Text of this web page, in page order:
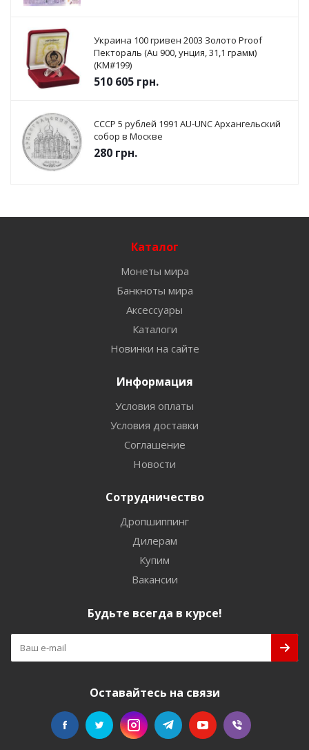
Украина 100 гривен 2003 Золото Proof
Пектораль (Au 900, унция, 31,1 грамм)
(KM#199)
510 605 грн.
СССР 5 рублей 1991 AU-UNC Архангельский
собор в Москве
280 грн.
Каталог
Монеты мира
Банкноты мира
Аксессуары
Каталоги
Новинки на сайте
Информация
Условия оплаты
Условия доставки
Соглашение
Новости
Сотрудничество
Дропшиппинг
Дилерам
Купим
Вакансии
Будьте всегда в курсе!
Оставайтесь на связи